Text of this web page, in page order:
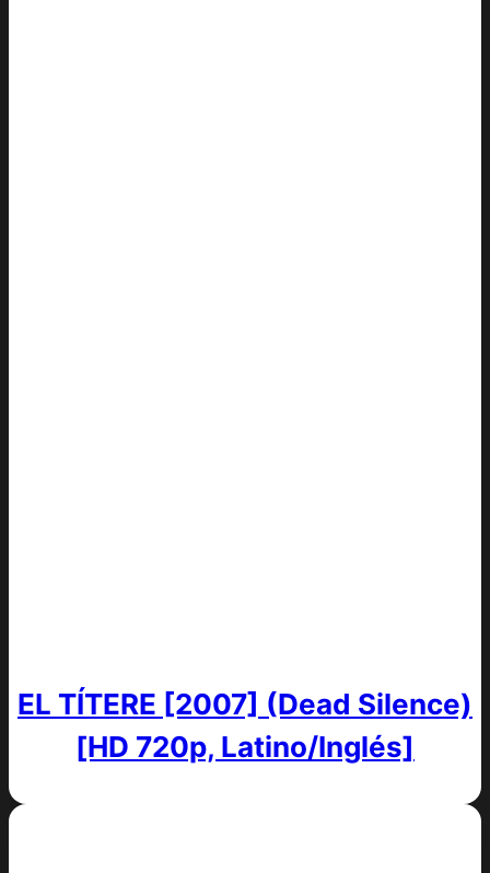
EL TÍTERE [2007] (Dead Silence)
[HD 720p, Latino/Inglés]